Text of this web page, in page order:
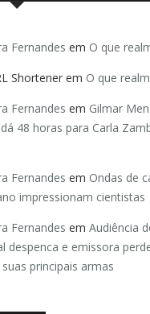
Fernandes em O que
Shortener em O que
Fernandes em Gilmar
48 horas para Carla
Fernandes em Ondas de
impressionam cientistas
Fernandes em Audiência
despenca e emissora
principais armas